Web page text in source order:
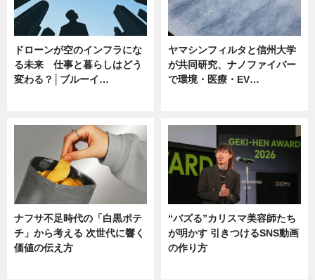
ドローンが空のインフラにな
る未来 仕事と暮らしはどう
変わる？│ブルーイ…
ヤマシンフィルタと信州大学
が共同研究、ナノファイバー
で環境・医療・EV…
ナフサ不足時代の「白黒ポテ
チ」から考える 次世代に響く
価値の伝え方
“バズる”カリスマ美容師たち
が明かす 引きつけるSNS動画
の作り方